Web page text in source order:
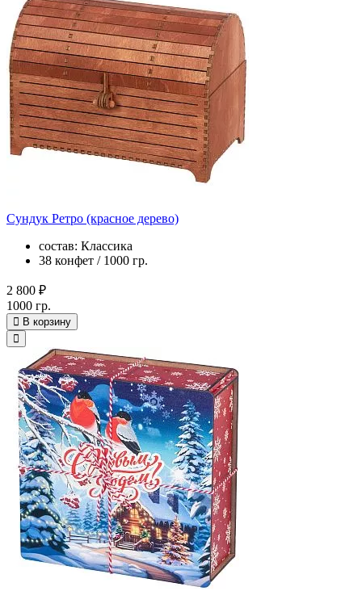
Сундук Ретро (красное дерево)
состав: Классика
38 конфет / 1000 гр.
2 800 ₽
1000 гр.
В корзину